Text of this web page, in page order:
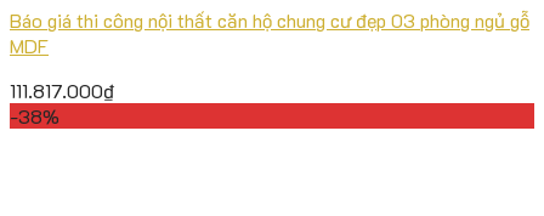
Báo giá thi công nội thất căn hộ chung cư đẹp 03 phòng ngủ gỗ
MDF
111.817.000₫
-38%